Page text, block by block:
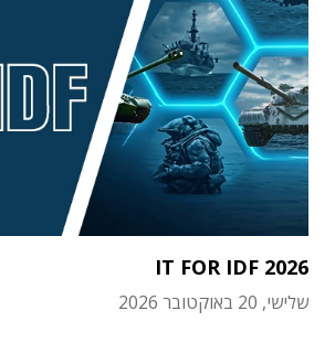
IT FOR IDF 2026
שלישי, 20 באוקטובר 2026